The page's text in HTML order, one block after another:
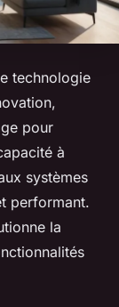
technologie
pour
à
systèmes
performant.
la